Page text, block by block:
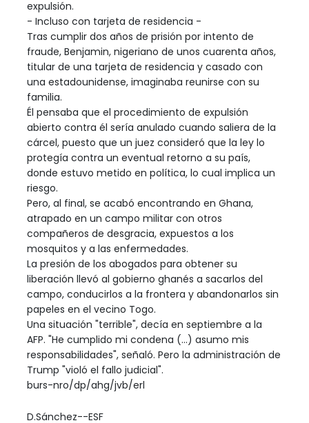
expulsión.
- Incluso con tarjeta de residencia -
Tras cumplir dos años de prisión por intento de
fraude, Benjamin, nigeriano de unos cuarenta años,
titular de una tarjeta de residencia y casado con
una estadounidense, imaginaba reunirse con su
familia.
Él pensaba que el procedimiento de expulsión
abierto contra él sería anulado cuando saliera de la
cárcel, puesto que un juez consideró que la ley lo
protegía contra un eventual retorno a su país,
donde estuvo metido en política, lo cual implica un
riesgo.
Pero, al final, se acabó encontrando en Ghana,
atrapado en un campo militar con otros
compañeros de desgracia, expuestos a los
mosquitos y a las enfermedades.
La presión de los abogados para obtener su
liberación llevó al gobierno ghanés a sacarlos del
campo, conducirlos a la frontera y abandonarlos sin
papeles en el vecino Togo.
Una situación "terrible", decía en septiembre a la
AFP. "He cumplido mi condena (...) asumo mis
responsabilidades", señaló. Pero la administración de
Trump "violó el fallo judicial".
burs-nro/dp/ahg/jvb/erl
D.Sánchez--ESF